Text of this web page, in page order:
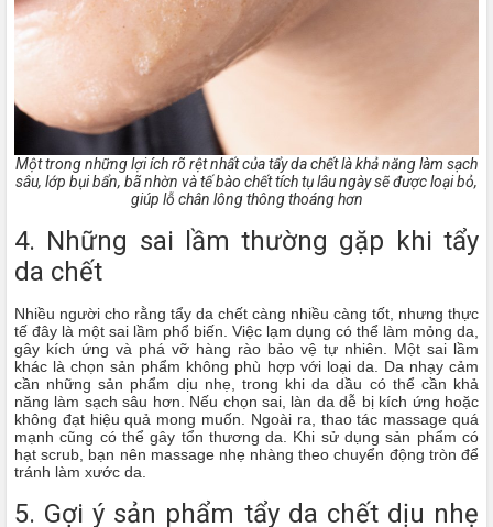
Một trong những lợi ích rõ rệt nhất của tẩy da chết là khả năng làm sạch
sâu, lớp bụi bẩn, bã nhờn và tế bào chết tích tụ lâu ngày sẽ được loại bỏ,
giúp lỗ chân lông thông thoáng hơn
4. Những sai lầm thường gặp khi tẩy
da chết
Nhiều người cho rằng tẩy da chết càng nhiều càng tốt, nhưng thực
tế đây là một sai lầm phổ biến. Việc lạm dụng có thể làm mỏng da,
gây kích ứng và phá vỡ hàng rào bảo vệ tự nhiên. Một sai lầm
khác là chọn sản phẩm không phù hợp với loại da. Da nhạy cảm
cần những sản phẩm dịu nhẹ, trong khi da dầu có thể cần khả
năng làm sạch sâu hơn. Nếu chọn sai, làn da dễ bị kích ứng hoặc
không đạt hiệu quả mong muốn. Ngoài ra, thao tác massage quá
mạnh cũng có thể gây tổn thương da. Khi sử dụng sản phẩm có
hạt scrub, bạn nên massage nhẹ nhàng theo chuyển động tròn để
tránh làm xước da.
5. Gợi ý sản phẩm tẩy da chết dịu nhẹ